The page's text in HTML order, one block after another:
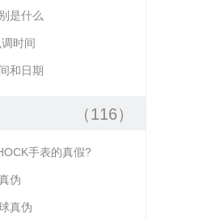
是什么
时间
和日期
（116）
手表的真假?
伪
真伪